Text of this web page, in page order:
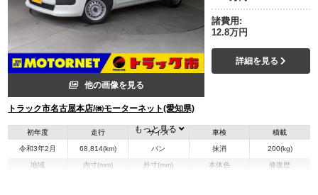
他の画像を見る
トラック市名古屋本店/㈱モーターネット(愛知県)
諸費用:
12.8万円
詳細を見る
初年度
令和3年2月
走行
68,814(km)
サイズ
バン
車検
抹消
積載
200(kg)
地域 内寸(mm) 外寸(mm) 本体色 修復歴
もっと見る